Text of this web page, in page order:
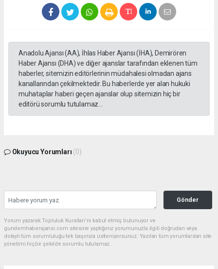
Anadolu Ajansı (AA), İhlas Haber Ajansı (İHA), Demirören
Haber Ajansı (DHA) ve diğer ajanslar tarafından eklenen tüm
haberler, sitemizin editörlerinin müdahalesi olmadan ajans
kanallarından çekilmektedir. Bu haberlerde yer alan hukuki
muhataplar haberi geçen ajanslar olup sitemizin hiç bir
editörü sorumlu tutulamaz...
Okuyucu Yorumları (0)
Gönder
Yorum yazarak Topluluk Kuralları’nı kabul etmiş bulunuyor ve
gundemhaberajansi.com sitesine yaptığınız yorumunuzla ilgili doğrudan veya
dolaylı tüm sorumluluğu tek başınıza üstleniyorsunuz. Yazılan tüm yorumlardan site
yönetimi hiçbir şekilde sorumlu tutulamaz.